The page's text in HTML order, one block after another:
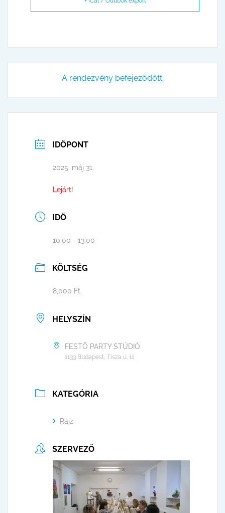
A rendezvény befejeződött.
IDŐPONT
2025. máj 31.
Lejárt!
IDŐ
10:00 - 13:00
KÖLTSÉG
8,000 Ft.
HELYSZÍN
FESTŐ PARTY STÚDIÓ
1133 Budapest, Tisza u. 11
KATEGÓRIA
Rajz
SZERVEZŐ